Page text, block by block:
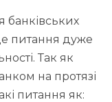
банківських
питання дуже
Так як
на протязі
питання як: